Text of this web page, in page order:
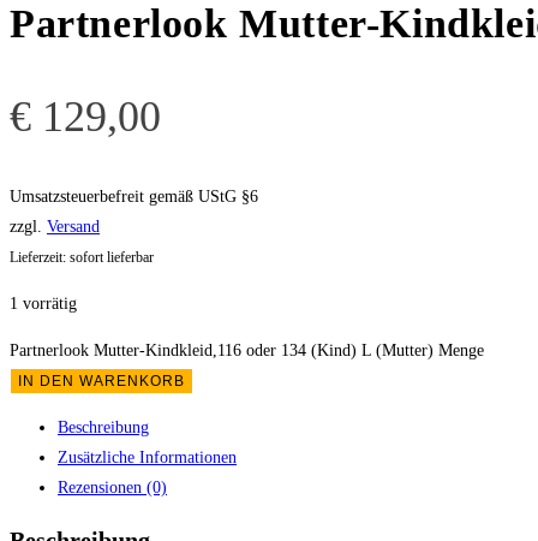
Partnerlook Mutter-
€ 129,00
Umsatzsteuerbefreit gemäß UStG §6
zzgl. Versand
Lieferzeit: sofort lieferbar
1 vorrätig
Partnerlook Mutter-Kindkleid,116 oder 134 (Kind) L (Mutter) Menge
IN DEN WARENKORB
Beschreibung
Zusätzliche Informationen
Rezensionen (0)